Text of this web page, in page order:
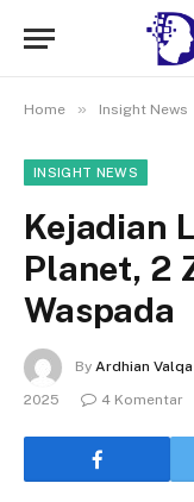
Home » Insight News
INSIGHT NEWS
Kejadian
Planet, 2
Waspada
By Ardhian Valqa
2025
4 Komentar